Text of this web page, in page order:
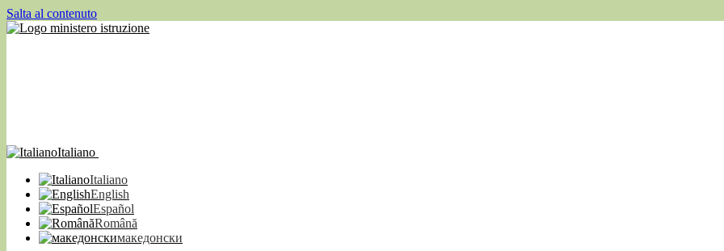
Salta al contenuto
Italiano
Italiano
English
Español
Română
македонски